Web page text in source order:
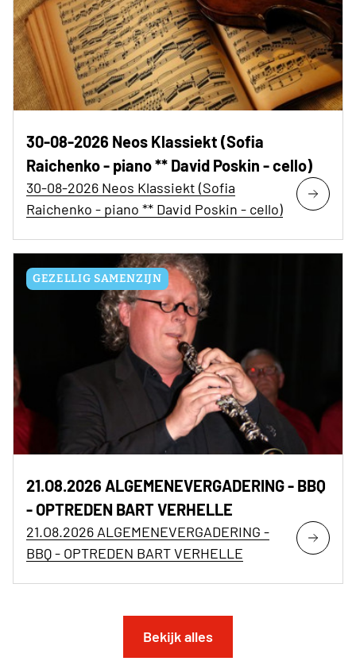
30-08-2026 Neos Klassiekt (Sofia
Raichenko - piano ** David Poskin - cello)
30-08-2026 Neos Klassiekt (Sofia
Raichenko - piano ** David Poskin - cello)
GEZELLIG SAMENZIJN
21.O8.2026 ALGEMENEVERGADERING - BBQ
- OPTREDEN BART VERHELLE
21.O8.2026 ALGEMENEVERGADERING -
BBQ - OPTREDEN BART VERHELLE
Bekijk alles